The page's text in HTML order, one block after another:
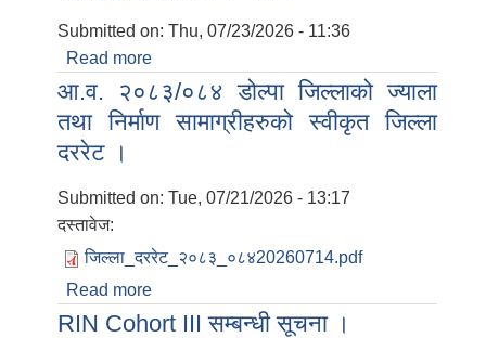
Submitted on: Thu, 07/23/2026 - 11:36
Read more
आ.व. २०८३/०८४ डोल्पा जिल्लाको ज्याला
तथा निर्माण सामाग्रीहरुको स्वीकृत जिल्ला
दररेट ।
Submitted on: Tue, 07/21/2026 - 13:17
दस्तावेज:
जिल्ला_दररेट_२०८३_०८४20260714.pdf
Read more
तथा निर्माण सामाग्रीहरुको स्वीकृत जिल्ला दररेट ।
RIN Cohort III सम्बन्धी सूचना ।